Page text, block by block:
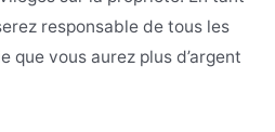
responsable de tous les
que vous aurez plus d’argent